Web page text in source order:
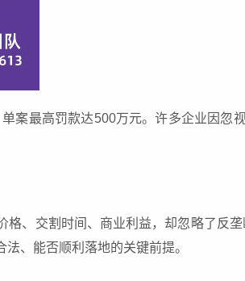
案最高罚款达500万元。许多企业因忽视
、交割时间、商业利益，却忽略了反
、能否顺利落地的关键前提。